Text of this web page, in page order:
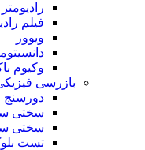
رادیومتر
فیلم
ویوور
وکیوم
بازرسی
دورسنج
سختی
سختی
تست